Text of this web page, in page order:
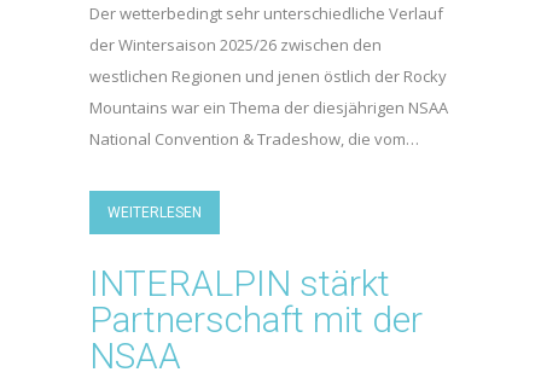
Der wetterbedingt sehr unterschiedliche Verlauf
der Wintersaison 2025/26 zwischen den
westlichen Regionen und jenen östlich der Rocky
Mountains war ein Thema der diesjährigen NSAA
National Convention & Tradeshow, die vom…
WEITERLESEN
INTERALPIN stärkt
Partnerschaft mit der
NSAA